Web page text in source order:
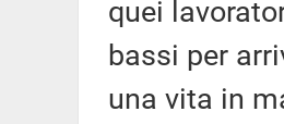
quei
bassi per
una vita in